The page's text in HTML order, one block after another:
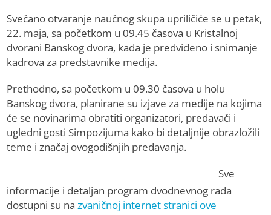
Svečano otvaranje naučnog skupa upriličiće se u petak,
22. maja, sa početkom u 09.45 časova u Kristalnoj
dvorani Banskog dvora, kada je predviđeno i snimanje
kadrova za predstavnike medija.
Prethodno, sa početkom u 09.30 časova u holu
Banskog dvora, planirane su izjave za medije na kojima
će se novinarima obratiti organizatori, predavači i
ugledni gosti Simpozijuma kako bi detaljnije obrazložili
teme i značaj ovogodišnjih predavanja.
Sve
informacije i detaljan program dvodnevnog rada
dostupni su nazvaničnoj internet stranici ove